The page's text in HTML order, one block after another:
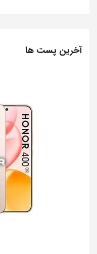
آخرین پست ها